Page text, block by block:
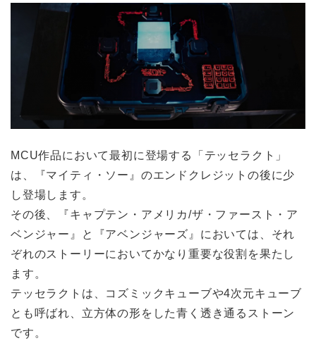
MCU作品において最初に登場する「テッセラクト」
は、『マイティ・ソー』のエンドクレジットの後に少
し登場します。
その後、『キャプテン・アメリカ/ザ・ファースト・ア
ベンジャー』と『アベンジャーズ』においては、それ
ぞれのストーリーにおいてかなり重要な役割を果たし
ます。
テッセラクトは、コズミックキューブや4次元キューブ
とも呼ばれ、立方体の形をした青く透き通るストーン
です。